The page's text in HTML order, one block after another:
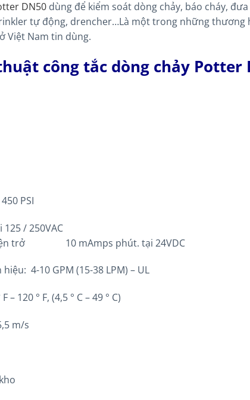
DN50 dùng để kiểm soát dòng chảy, báo cháy,
tự động, drencher…Là một trong những thương
Việt Nam tin dùng.
công tắc dòng chảy Potter
PSI
/ 250VAC
điện trở 10 mAmps phút. tại 24VDC
4-10 GPM (15-38 LPM) – UL
120 ° F, (4,5 ° C – 49 ° C)
m/s